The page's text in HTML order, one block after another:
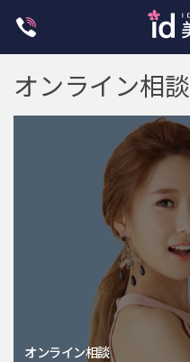
脂肪注入(アンチエイジング)
オンライン相談
オンライン相談